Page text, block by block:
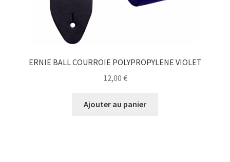
ERNIE BALL COURROIE POLYPROPYLENE VIOLET
12,00 €
Ajouter au panier